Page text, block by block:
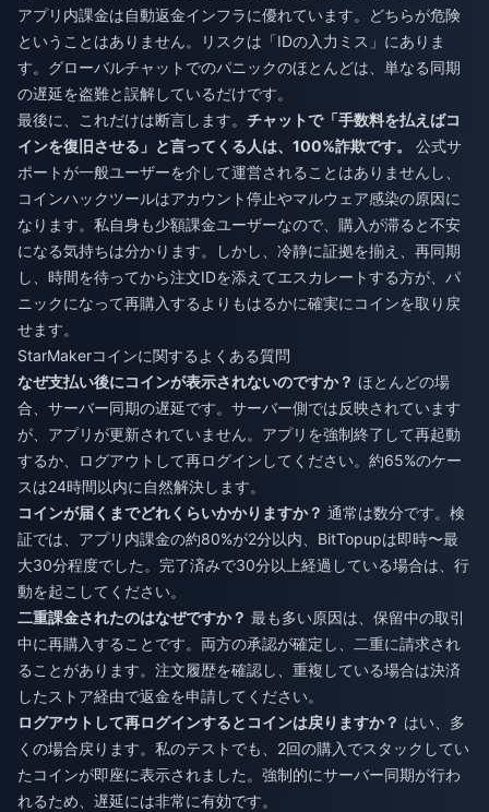
アプリ内課金は自動返金インフラに優れています。どちらが危険
ということはありません。リスクは「IDの入力ミス」にありま
す。グローバルチャットでのパニックのほとんどは、単なる同期
の遅延を盗難と誤解しているだけです。
最後に、これだけは断言します。 チャットで「手数料を払えばコ
インを復旧させる」と言ってくる人は、100%詐欺です。
公式サ
ポートが一般ユーザーを介して運営されることはありませんし、
コインハックツールはアカウント停止やマルウェア感染の原因に
なります。私自身も少額課金ユーザーなので、購入が滞ると不安
になる気持ちは分かります。しかし、冷静に証拠を揃え、再同期
し、時間を待ってから注文IDを添えてエスカレートする方が、パ
ニックになって再購入するよりもはるかに確実にコインを取り戻
せます。
StarMakerコインに関するよくある質問
なぜ支払い後にコインが表示されないのですか？ ほとんどの場
合、サーバー同期の遅延です。サーバー側では反映されています
が、アプリが更新されていません。アプリを強制終了して再起動
するか、ログアウトして再ログインしてください。約65%のケー
スは24時間以内に自然解決します。
コインが届くまでどれくらいかかりますか？ 通常は数分です。検
証では、アプリ内課金の約80%が2分以内、BitTopupは即時〜最
大30分程度でした。完了済みで30分以上経過している場合は、行
動を起こしてください。
二重課金されたのはなぜですか？ 最も多い原因は、保留中の取引
中に再購入することです。両方の承認が確定し、二重に請求され
ることがあります。注文履歴を確認し、重複している場合は決済
したストア経由で返金を申請してください。
ログアウトして再ログインするとコインは戻りますか？ はい、多
くの場合戻ります。私のテストでも、2回の購入でスタックしてい
たコインが即座に表示されました。強制的にサーバー同期が行わ
れるため、遅延には非常に有効です。